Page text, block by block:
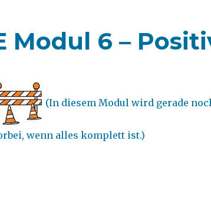
Modul 6 –
(In diesem Modul wird gerade
wenn alles komplett ist.)